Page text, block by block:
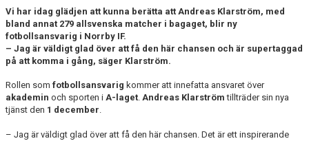
Vi har idag glädjen att kunna berätta att Andreas Klarström, med
bland annat 279 allsvenska matcher i bagaget, blir ny
fotbollsansvarig i Norrby IF.
– Jag är väldigt glad över att få den här chansen och är supertaggad
på att komma i gång, säger Klarström.
Rollen som fotbollsansvarig kommer att innefatta ansvaret över
akademin och sporten i A-laget. Andreas Klarström tillträder sin nya
tjänst den 1 december.
– Jag är väldigt glad över att få den här chansen. Det är ett inspirerande